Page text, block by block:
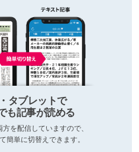
タブレットで
も記事が読める
を配信していますので、
簡単に切替えできます。